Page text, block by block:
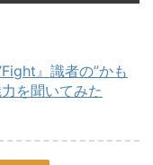
』識者の”かも
を聞いてみた